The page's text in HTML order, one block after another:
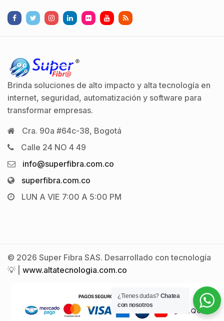
Brinda soluciones de alto impacto y alta tecnología en
internet, seguridad, automatización y software para
transformar empresas.
Cra. 90a #64c-38, Bogotá
Calle 24 NO 4 49
info@superfibra.com.co
superfibra.com.co
LUN A VIE 7:00 A 5:00 PM
© 2026 Super Fibra SAS. Desarrollado con tecnología
💡 | www.altatecnologia.com.co
¿Tienes dudas? Chatea
con nosotros